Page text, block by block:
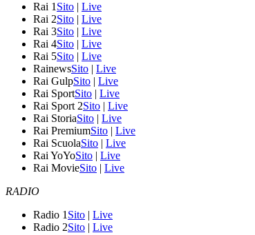
Rai 1 Sito | Live
Rai 2Sito | Live
Rai 3Sito | Live
Rai 4Sito | Live
Rai 5Sito | Live
RainewsSito | Live
Rai GulpSito | Live
Rai SportSito | Live
Rai Sport 2Sito | Live
Rai StoriaSito | Live
Rai PremiumSito | Live
Rai ScuolaSito | Live
Rai YoYoSito | Live
Rai MovieSito | Live
RADIO
Radio 1 Sito | Live
Radio 2Sito | Live